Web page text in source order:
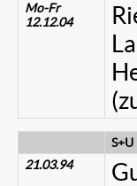
Mo-Fr
12.12.04
21.03.94